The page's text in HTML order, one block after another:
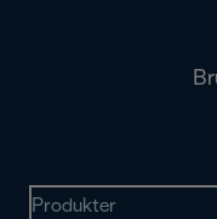
Produkter